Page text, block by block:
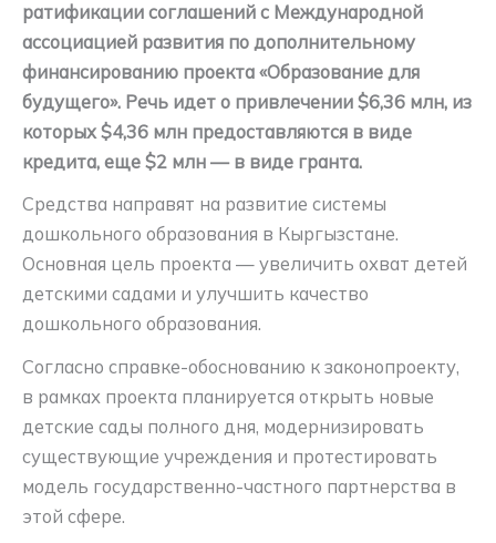
ратификации соглашений с Международной
ассоциацией развития по дополнительному
финансированию проекта «Образование для
будущего». Речь идет о привлечении $6,36 млн, из
которых $4,36 млн предоставляются в виде
кредита, еще $2 млн — в виде гранта.
Средства направят на развитие системы
дошкольного образования в Кыргызстане.
Основная цель проекта — увеличить охват детей
детскими садами и улучшить качество
дошкольного образования.
Согласно справке-обоснованию к законопроекту,
в рамках проекта планируется открыть новые
детские сады полного дня, модернизировать
существующие учреждения и протестировать
модель государственно-частного партнерства в
этой сфере.